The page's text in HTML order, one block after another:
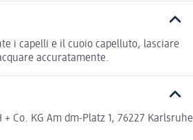
i capelli e il cuoio capelluto, lasciare
accuratamente.
Co. KG Am dm-Platz 1, 76227 Karlsruhe